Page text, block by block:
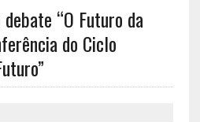
debate “O Futuro da
do Ciclo